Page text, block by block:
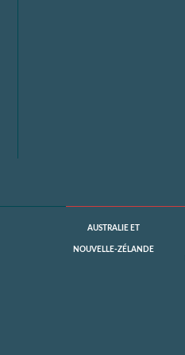
AUSTRALIE ET
NOUVELLE-ZÉLANDE